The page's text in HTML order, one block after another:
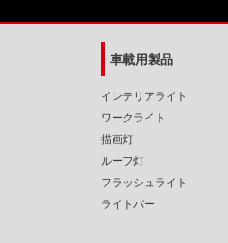
車載用製品
インテリアライト
ワークライト
描画灯
ルーフ灯
フラッシュライト
ライトバー